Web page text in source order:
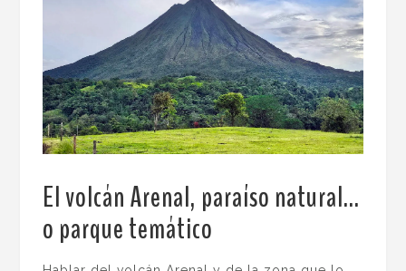
El volcán Arenal, paraíso natural…
o parque temático